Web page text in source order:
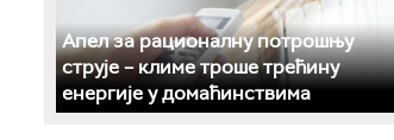
Апел за рационалну потрошњу
струје – климе троше трећину
енергије у домаћинствима